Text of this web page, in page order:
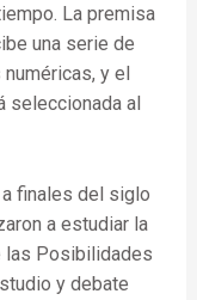
La premisa
una serie de
y el
seleccionada al
finales del siglo
a estudiar la
las Posibilidades
y debate